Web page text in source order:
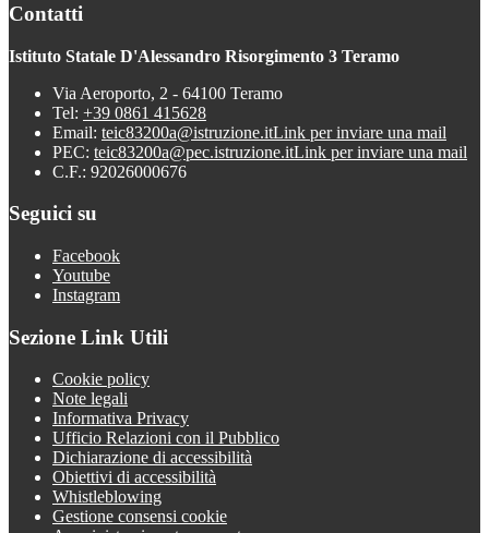
Contatti
Istituto Statale D'Alessandro Risorgimento 3 Teramo
Via Aeroporto, 2 - 64100 Teramo
Tel: +39 0861 415628
Email: teic83200a@istruzione.itLink per inviare una mail
PEC: teic83200a@pec.istruzione.itLink per inviare una mail
C.F.: 92026000676
Seguici su
Facebook
Youtube
Instagram
Sezione Link Utili
Cookie policy
Note legali
Informativa Privacy
Ufficio Relazioni con il Pubblico
Dichiarazione di accessibilità
Obiettivi di accessibilità
Whistleblowing
Gestione consensi cookie